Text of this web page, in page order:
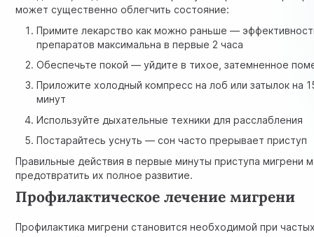
может существенно облегчить состояние:
Примите лекарство как можно раньше —
препаратов максимальна в первые 2 часа
Обеспечьте покой — уйдите в тихое, затемненное
Приложите холодный компресс на лоб или затылок на
минут
Используйте дыхательные техники для расслабления
Постарайтесь уснуть — сон часто прерывает приступ
Правильные действия в первые минуты приступа мигрени
предотвратить их полное развитие.
Профилактическое лечение мигрени
Профилактика мигрени становится необходимой при